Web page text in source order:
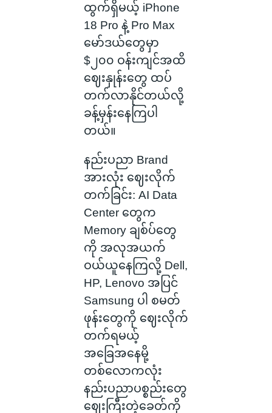
ထွက်ရှိမယ့် iPhone
18 Pro နဲ့ Pro Max
မော်ဒယ်တွေမှာ
$၂၀၀ ဝန်းကျင်အထိ
ဈေးနှုန်းတွေ ထပ်
တက်လာနိုင်တယ်လို့
ခန့်မှန်းနေကြပါ
တယ်။
နည်းပညာ Brand
အားလုံး ဈေးလိုက်
တက်ခြင်း: AI Data
Center တွေက
Memory ချစ်ပ်တွေ
ကို အလုအယက်
ဝယ်ယူနေကြလို့ Dell,
HP, Lenovo အပြင်
Samsung ပါ စမတ်
ဖုန်းတွေကို ဈေးလိုက်
တက်ရမယ့်
အခြေအနေမို့
တစ်လောကလုံး
နည်းပညာပစ္စည်းတွေ
ဈေးကြီးတဲ့ခေတ်ကို